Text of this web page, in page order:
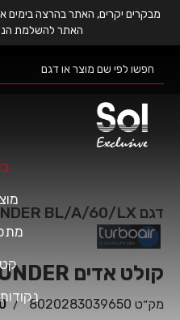
מבקרים יקרים, האתר בהרצה בימים
האתר להשלמת
דגם BL/A/60/LX
THUNDER קולט אדים
מק״ט 8020283039650
/